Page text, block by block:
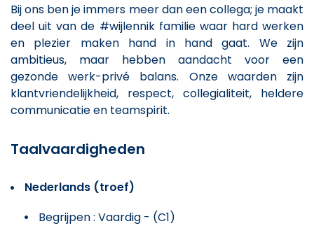
Bij ons ben je immers meer dan een collega; je maakt
deel uit van de #wijlennik familie waar hard werken
en plezier maken hand in hand gaat. We zijn
ambitieus, maar hebben aandacht voor een
gezonde werk-privé balans. Onze waarden zijn
klantvriendelijkheid, respect, collegialiteit, heldere
communicatie en teamspirit.
Taalvaardigheden
Nederlands (troef)
Begrijpen : Vaardig - (C1)